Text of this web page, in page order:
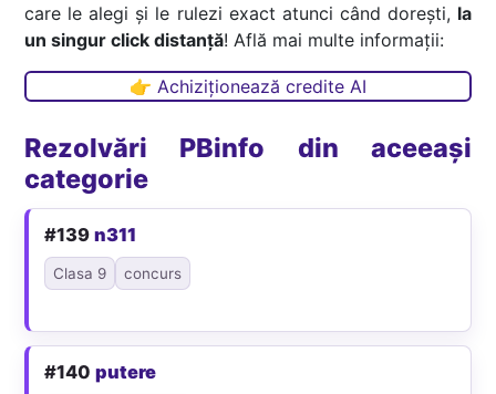
care le alegi și le rulezi exact atunci când dorești, la
un singur click distanță! Află mai multe informații:
👉 Achiziționează credite AI
Rezolvări PBinfo din aceeași
categorie
#139n311
Clasa 9 concurs
#140putere